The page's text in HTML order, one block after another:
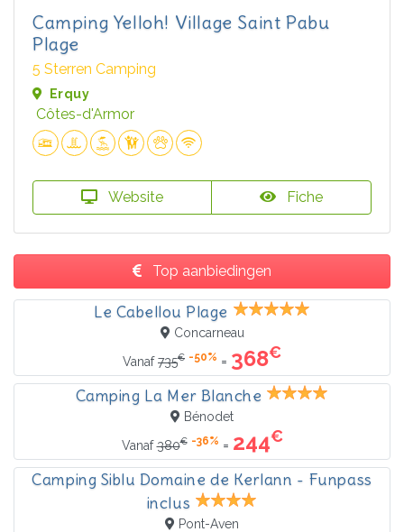
Camping Yelloh! Village Saint Pabu
Plage
5 Sterren Camping
Erquy
Côtes-d'Armor
Website Fiche
Top aanbiedingen
Le Cabellou Plage
Concarneau
Vanaf735€ -50% = 368€
Camping La Mer Blanche
Bénodet
Vanaf380€ -36% = 244€
Camping Siblu Domaine de Kerlann - Funpass
inclus
Pont-Aven